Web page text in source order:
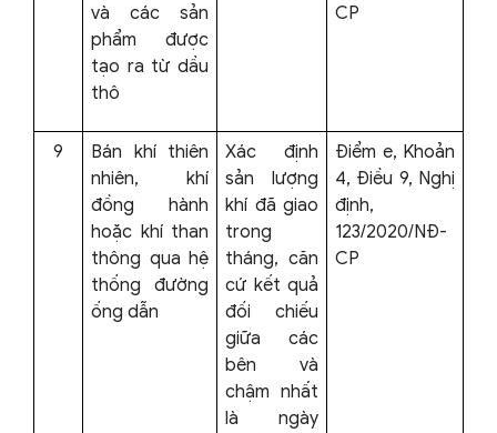
và các sản
phẩm được
tạo ra từ dầu
thô
CP
9
Bán khí thiên
nhiên, khí
đồng hành
hoặc khí than
thông qua hệ
thống đường
ống dẫn
Xác định
sản lượng
khí đã giao
trong
tháng, căn
cứ kết quả
đối chiếu
giữa các
bên và
chậm nhất
là ngày
Điểm e, Khoản
4, Điều 9, Nghị
định,
123/2020/NĐ-
CP